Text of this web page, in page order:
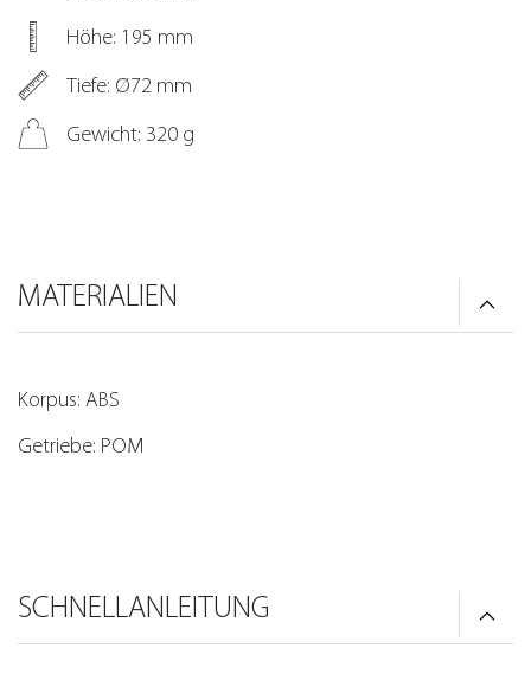
Höhe: 195 mm
Tiefe: Ø72 mm
Gewicht: 320 g
MATERIALIEN
Korpus: ABS
Getriebe: POM
SCHNELLANLEITUNG